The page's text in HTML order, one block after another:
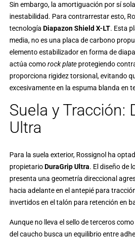
Sin embargo, la amortiguación por sí
inestabilidad. Para contrarrestar esto,
tecnología Diapazon Shield X-LT. Esta
media, no es una placa de carbono
elemento estabilizador en forma de
actúa comorock plateprotegiendo
proporciona rigidez torsional, evitando
excesivamente en la espuma blanda en
Suela y Tracción:
Ultra
Para la suela exterior, Rossignol ha
propietarioDuraGrip Ultra. El diseño de
presenta una geometría direccional
hacia adelante en el antepié para
invertidos en el talón para retención en
Aunque no lleva el sello de terceros
del caucho busca un equilibrio entre